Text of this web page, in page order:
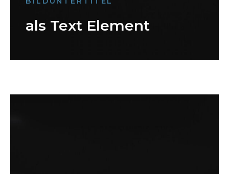
als Text Element